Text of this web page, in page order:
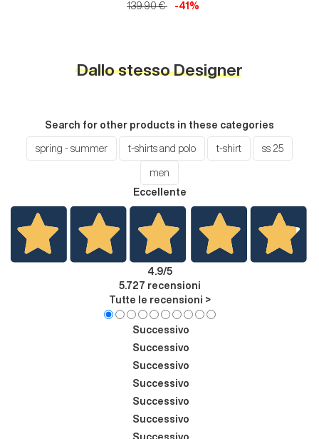
139.90 € -41%
Dallo stesso Designer
Search for other products in these categories
spring - summer t-shirts and polo t-shirt ss 25
men
Eccellente
4.9/5
5.727 recensioni
Tutte le recensioni >
Successivo
Successivo
Successivo
Successivo
Successivo
Successivo